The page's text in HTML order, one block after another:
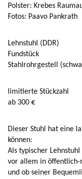
Polster: Krebes
Fotos: Paavo Pankrath
Lehnstuhl (DDR)
Fundstück
Stahlrohrgestell
limitierte Stückzahl
ab 300 €
Dieser Stuhl hat eine
können:
Als typischer
vor allem in öffentlich-
und ob seiner